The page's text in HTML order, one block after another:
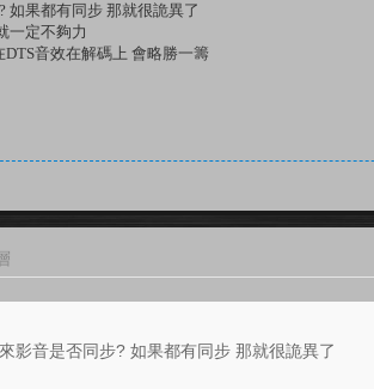
如果都有同步 那就很詭異了
一定不夠力
DTS音效在解碼上 會略勝一籌
影音是否同步? 如果都有同步 那就很詭異了